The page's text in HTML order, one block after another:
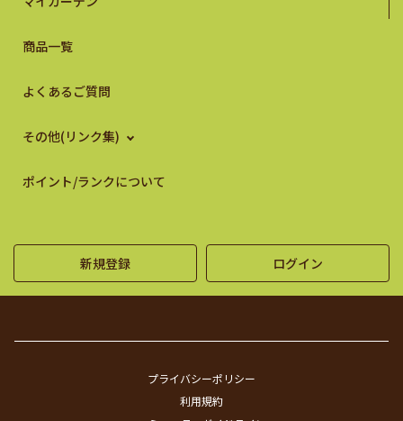
商品一覧
よくあるご質問
その他(リンク集)
ポイント/ランクについて
新規登録 ログイン
プライバシーポリシー
利用規約